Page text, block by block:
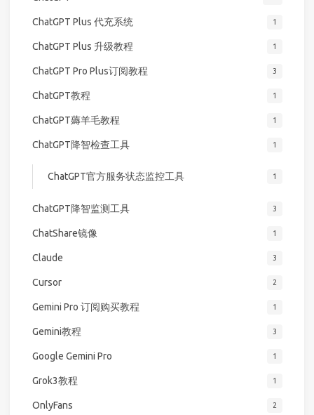
ChatGPT Plus 代充系统 1
ChatGPT Plus 升级教程 1
ChatGPT Pro Plus订阅教程 3
ChatGPT教程 1
ChatGPT薅羊毛教程 1
ChatGPT降智检查工具 1
ChatGPT官方服务状态监控工具 1
ChatGPT降智监测工具 3
ChatShare镜像 1
Claude 3
Cursor 2
Gemini Pro 订阅购买教程 1
Gemini教程 3
Google Gemini Pro 1
Grok3教程 1
OnlyFans 2